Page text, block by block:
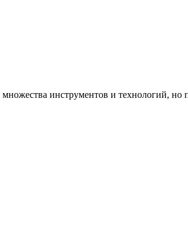
инструментов и технологий, но